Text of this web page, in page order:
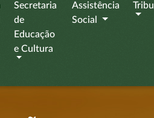
Secretaria
de
Educação
e Cultura
Assistência
Social